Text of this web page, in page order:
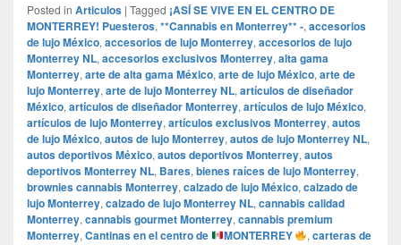
Posted in Articulos | Tagged ¡ASÍ SE VIVE EN EL CENTRO DE
MONTERREY! Puesteros, **Cannabis en Monterrey** -, accesorios
de lujo México, accesorios de lujo Monterrey, accesorios de lujo
Monterrey NL, accesorios exclusivos Monterrey, alta gama
Monterrey, arte de alta gama México, arte de lujo México, arte de
lujo Monterrey, arte de lujo Monterrey NL, artículos de diseñador
México, artículos de diseñador Monterrey, artículos de lujo México,
artículos de lujo Monterrey, artículos exclusivos Monterrey, autos
de lujo México, autos de lujo Monterrey, autos de lujo Monterrey NL,
autos deportivos México, autos deportivos Monterrey, autos
deportivos Monterrey NL, Bares, bienes raíces de lujo Monterrey,
brownies cannabis Monterrey, calzado de lujo México, calzado de
lujo Monterrey, calzado de lujo Monterrey NL, cannabis calidad
Monterrey, cannabis gourmet Monterrey, cannabis premium
Monterrey, Cantinas en el centro de MONTERREY ,carteras de